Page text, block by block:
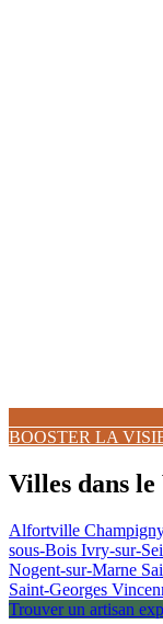
BOOSTER LA
Villes dans
Alfortville
sous-Bois Ivry-sur-
Nogent-sur-Marne
Saint-Georges
Trouver un artisan